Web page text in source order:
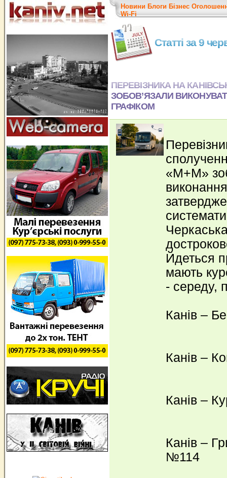
Новини Блоги Бізнес
Wi-Fi
Статті за 9
ПЕРЕВІЗНИКА НА
ЗОБОВ’ЯЗАЛИ
ГРАФІКОМ
«М+М»
Йдеться
мають
- середу,
Канів –
Канів –
Канів –
Канів –
№114